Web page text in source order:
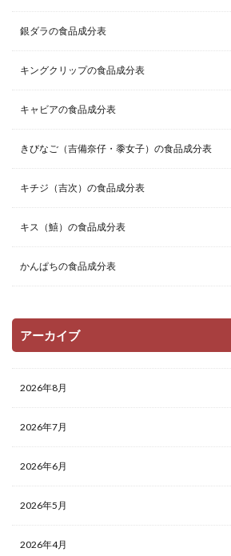
銀ダラの食品成分表
キングクリップの食品成分表
キャビアの食品成分表
きびなご（吉備奈仔・黍女子）の食品成分表
キチジ（吉次）の食品成分表
キス（鱚）の食品成分表
かんぱちの食品成分表
アーカイブ
2026年8月
2026年7月
2026年6月
2026年5月
2026年4月